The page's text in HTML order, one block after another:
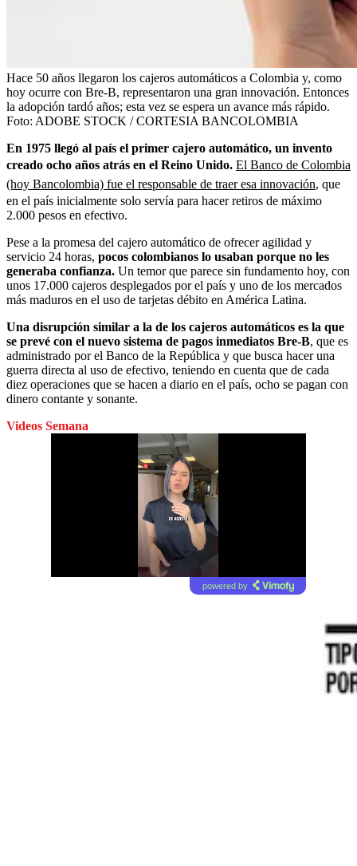
Hace 50 años llegaron los cajeros automáticos a Colombia y, como
hoy ocurre con Bre-B, representaron una gran innovación. Entonces
la adopción tardó años; esta vez se espera un avance más rápido.
Foto: ADOBE STOCK / CORTESIA BANCOLOMBIA
En 1975 llegó al país el primer cajero automático, un invento
creado ocho años atrás en el Reino Unido. El Banco de Colombia
(hoy Bancolombia) fue el responsable de traer esa innovación, que
en el país inicialmente solo servía para hacer retiros de máximo
2.000 pesos en efectivo.
Pese a la promesa del cajero automático de ofrecer agilidad y
servicio 24 horas, pocos colombianos lo usaban porque no les
generaba confianza. Un temor que parece sin fundamento hoy, con
unos 17.000 cajeros desplegados por el país y uno de los mercados
más maduros en el uso de tarjetas débito en América Latina.
Una disrupción similar a la de los cajeros automáticos es la que
se prevé con el nuevo sistema de pagos inmediatos Bre-B, que es
administrado por el Banco de la República y que busca hacer una
guerra directa al uso de efectivo, teniendo en cuenta que de cada
diez operaciones que se hacen a diario en el país, ocho se pagan con
dinero contante y sonante.
Videos Semana
powered by